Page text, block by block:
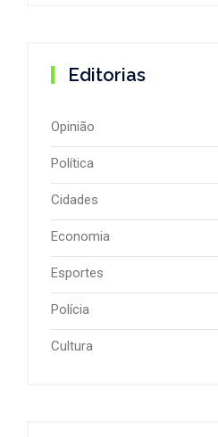
Editorias
Opinião
Política
Cidades
Economia
Esportes
Polícia
Cultura